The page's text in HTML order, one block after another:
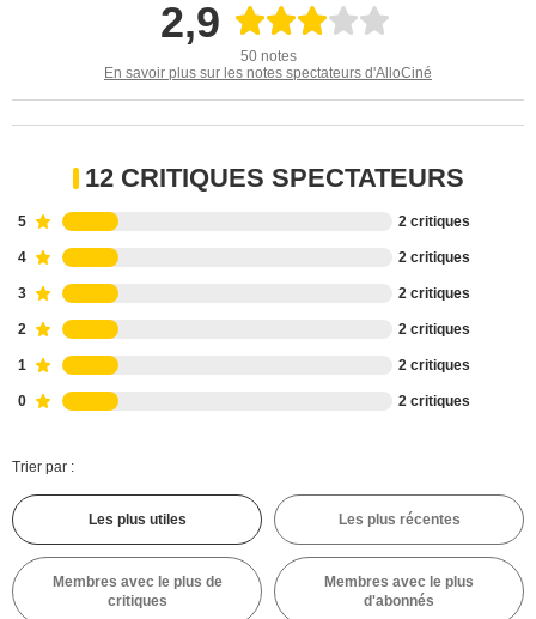
2,9
50 notes
En savoir plus sur les notes spectateurs d'AlloCiné
12 CRITIQUES SPECTATEURS
5 2 critiques
4 2 critiques
3 2 critiques
2 2 critiques
1 2 critiques
0 2 critiques
Trier par :
Les plus utiles Les plus récentes
Membres avec le plus de
critiques
Membres avec le plus
d'abonnés